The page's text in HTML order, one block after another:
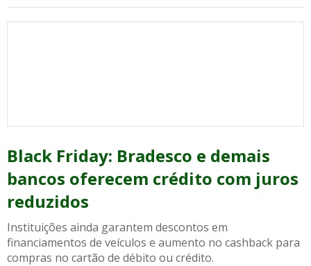
Black Friday: Bradesco e demais
bancos oferecem crédito com juros
reduzidos
Instituições ainda garantem descontos em
financiamentos de veículos e aumento no cashback para
compras no cartão de débito ou crédito.